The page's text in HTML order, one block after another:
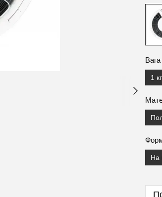
Вага
1 кг
На